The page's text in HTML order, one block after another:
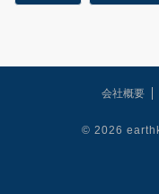
会社概要
© 2026